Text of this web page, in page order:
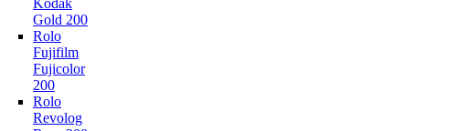
Kodak
Gold 200
Rolo
Fujifilm
Fujicolor
200
Rolo
Revolog